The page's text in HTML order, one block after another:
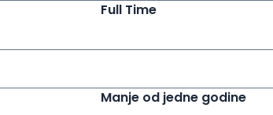
Full Time
Manje od jedne godine